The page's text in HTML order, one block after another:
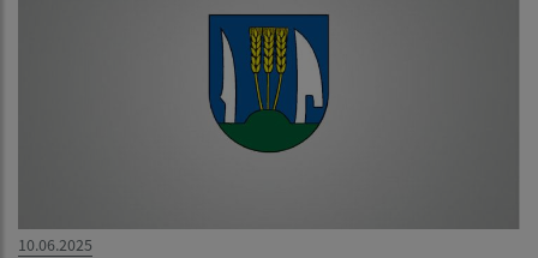
10.06.2025